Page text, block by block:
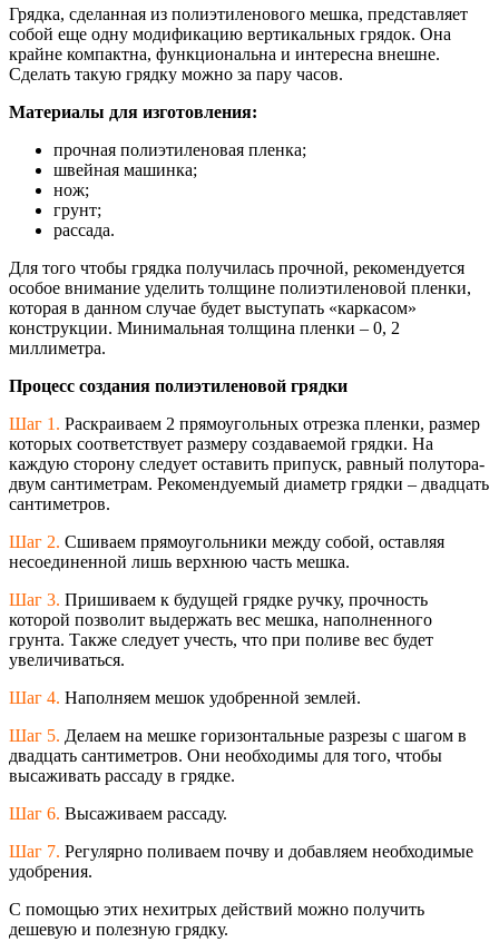
Грядка, сделанная из полиэтиленового мешка, представляет
собой еще одну модификацию вертикальных грядок. Она
крайне компактна, функциональна и интересна внешне.
Сделать такую грядку можно за пару часов.
Материалы для изготовления:
прочная полиэтиленовая пленка;
швейная машинка;
нож;
грунт;
рассада.
Для того чтобы грядка получилась прочной, рекомендуется
особое внимание уделить толщине полиэтиленовой пленки,
которая в данном случае будет выступать «каркасом»
конструкции. Минимальная толщина пленки – 0, 2
миллиметра.
Процесс создания полиэтиленовой грядки
Шаг 1. Раскраиваем 2 прямоугольных отрезка пленки, размер
которых соответствует размеру создаваемой грядки. На
каждую сторону следует оставить припуск, равный полутора-
двум сантиметрам. Рекомендуемый диаметр грядки – двадцать
сантиметров.
Шаг 2. Сшиваем прямоугольники между собой, оставляя
несоединенной лишь верхнюю часть мешка.
Шаг 3. Пришиваем к будущей грядке ручку, прочность
которой позволит выдержать вес мешка, наполненного
грунта. Также следует учесть, что при поливе вес будет
увеличиваться.
Шаг 4. Наполняем мешок удобренной землей.
Шаг 5. Делаем на мешке горизонтальные разрезы с шагом в
двадцать сантиметров. Они необходимы для того, чтобы
высаживать рассаду в грядке.
Шаг 6. Высаживаем рассаду.
Шаг 7. Регулярно поливаем почву и добавляем необходимые
удобрения.
С помощью этих нехитрых действий можно получить
дешевую и полезную грядку.